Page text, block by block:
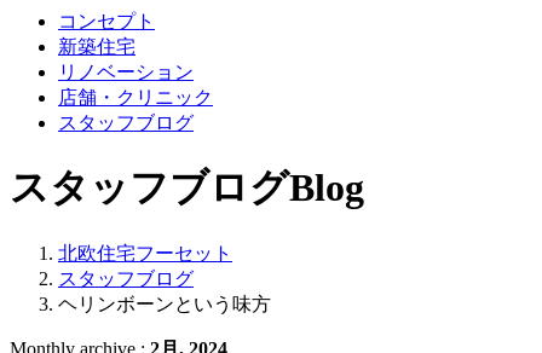
コンセプト
新築住宅
リノベーション
店舗 ・クリニック
スタッフブログ
スタッフブログBlog
北欧住宅フーセット
スタッフブログ
ヘリンボーンという味方
Monthly archive : 2月, 2024